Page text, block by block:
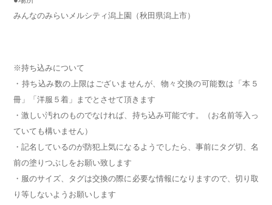
みんなのみらいメルシティ潟上園
（秋田県潟上市）
※持ち込みについて
・持ち込み数の上限はございませんが、物々交換の可能数は「本５
冊」「洋服５着」までとさせて頂きます
・激しい汚れのものでなければ、持ち込み可能です。（お名前等入っ
ていても構いません）
・記名しているのが防犯上気になるようでしたら、事前にタグ切、名
前の塗りつぶしをお願い致します
・服のサイズ、タグは交換の際に必要な情報になりますので、切り取
り等しないようお願いします